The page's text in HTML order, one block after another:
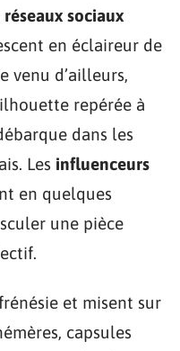
réseaux sociaux
en éclaireur de
venu d’ailleurs,
repérée à
dans les
Les influenceurs
en quelques
une pièce
et misent sur
capsules